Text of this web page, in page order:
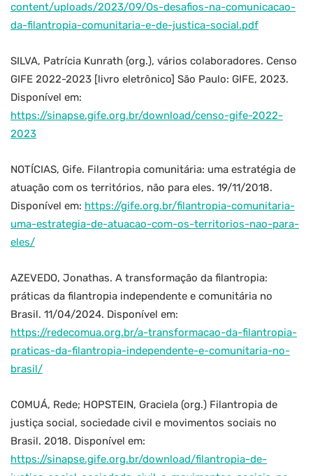
content/uploads/2023/09/Os-desafios-na-comunicacao-
da-filantropia-comunitaria-e-de-justica-social.pdf
SILVA, Patrícia Kunrath (org.), vários colaboradores. Censo
GIFE 2022-2023 [livro eletrônico] São Paulo: GIFE, 2023.
Disponível em:
https://sinapse.gife.org.br/download/censo-gife-2022-
2023
NOTÍCIAS, Gife. Filantropia comunitária: uma estratégia de
atuação com os territórios, não para eles. 19/11/2018.
Disponível em: https://gife.org.br/filantropia-comunitaria-
uma-estrategia-de-atuacao-com-os-territorios-nao-para-
eles/
AZEVEDO, Jonathas. A transformação da filantropia:
práticas da filantropia independente e comunitária no
Brasil. 11/04/2024. Disponível em:
https://redecomua.org.br/a-transformacao-da-filantropia-
praticas-da-filantropia-independente-e-comunitaria-no-
brasil/
COMUÁ, Rede; HOPSTEIN, Graciela (org.) Filantropia de
justiça social, sociedade civil e movimentos sociais no
Brasil. 2018. Disponível em:
https://sinapse.gife.org.br/download/filantropia-de-